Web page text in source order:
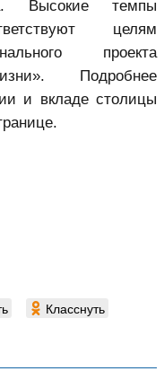
Высокие темпы
целям
проекта
Подробнее
и вкладе столицы
Класснуть